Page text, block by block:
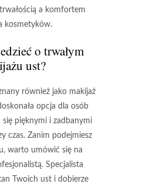
a komfortem
kosmetyków.
o trwałym
ust?
również jako makijaż
opcja dla osób
się pięknymi i zadbanymi
czas. Zanim podejmiesz
warto umówić się na
Specjalista
Twoich ust i dobierze